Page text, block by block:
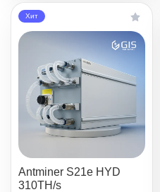
Хит
Antminer S21e HYD
310TH/s